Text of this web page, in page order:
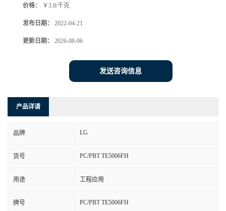
价格： ￥3.8/千克
发布日期： 2022-04-21
更新日期： 2026-08-06
发送咨询信息
产品详请
品牌 LG
货号 PC/PBT TE5006FH
用途 工程应用
牌号 PC/PBT TE5006FH